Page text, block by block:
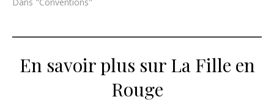
En savoir plus sur La Fille en
Rouge